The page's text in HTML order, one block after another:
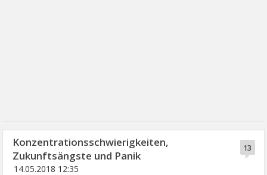
13
Konzentrationsschwierigkeiten,
Zukunftsängste und Panik
14.05.2018 12:35